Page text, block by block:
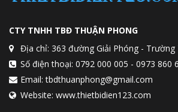
CTY TNHH TBĐ THUẬN PHONG
Địa chỉ: 363 đường Giải Phóng -
Số điện thoại: 0792 000 005 - 0973 860
Email: tbdthuanphong@gmail.com
Website: www.thietbidien123.com